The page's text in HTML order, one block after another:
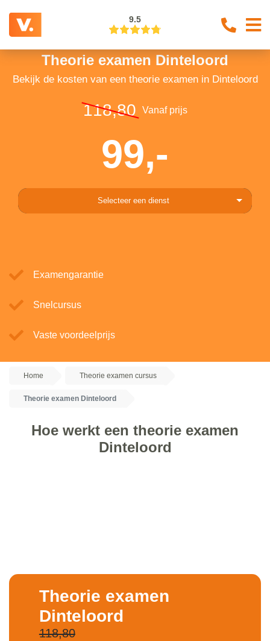
9.5
Theorie examen Dinteloord
Bekijk de kosten van een theorie examen in Dinteloord
118,80 Vanaf prijs
99,-
Selecteer een dienst
Examengarantie
Snelcursus
Vaste voordeelprijs
Home Theorie examen cursus
Theorie examen Dinteloord
Hoe werkt een theorie examen
Dinteloord
Theorie examen
Dinteloord
118,80